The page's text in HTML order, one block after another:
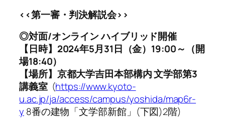
<<第一審・判決解説会>>
◎対面/オンライン ハイブリッド開催
【日時】2024年5月31日（金）19:00～（開
場18:40）
【場所】京都大学吉田本部構内 文学部第3
講義室 (https://www.kyoto-
u.ac.jp/ja/access/campus/yoshida/map6r-
y 8番の建物「文学部新館」(下図)2階)